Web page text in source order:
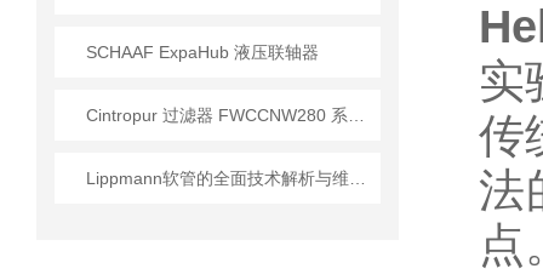
SCHAAF ExpaHub 液压联轴器
实
传
法
点